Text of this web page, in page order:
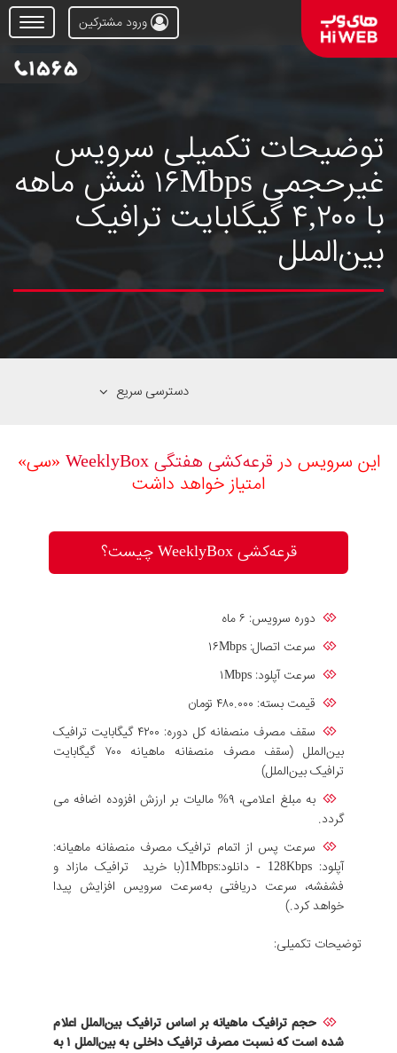
Open
Menu
ورود مشترکین
توضیحات تکمیلی سرویس
غیرحجمی ۱۶Mbps شش ماهه
با ۴,۲۰۰ گیگابایت ترافیک
بین‌الملل
دسترسی سریع
این سرویس درقرعه‎‌کشی هفتگی WeeklyBox «سی»
امتیاز خواهد داشت
قرعه‌کشی WeeklyBox چیست؟
دوره سرویس: ۶ ماه
سرعت اتصال: ۱۶Mbps
سرعت آپلود: ۱Mbps
قیمت بسته: ۴۸۰.۰۰۰ تومان
سقف مصرف منصفانه کل دوره: ۴۲۰۰ گیگابایت ترافیک
بین‌الملل (سقف مصرف منصفانه ماهیانه ۷۰۰ گیگابایت
ترافیک بین‌الملل)
به مبلغ اعلامی، ۹% مالیات بر ارزش افزوده اضافه می
گردد.
سرعت پس از اتمام ترافیک مصرف منصفانه ماهیانه:
آپلود: 128Kbps - دانلود:1Mbps(با خرید ترافیک مازاد و
فشفشه، سرعت دریافتی به‌سرعت سرویس افزایش پیدا
خواهد کرد.)
توضیحات تکمیلی:
حجم ترافیک ماهیانه بر اساس ترافیک بین‌الملل اعلام
شده است که نسبت مصرف ترافیک داخلی به بین‌الملل ۱ به